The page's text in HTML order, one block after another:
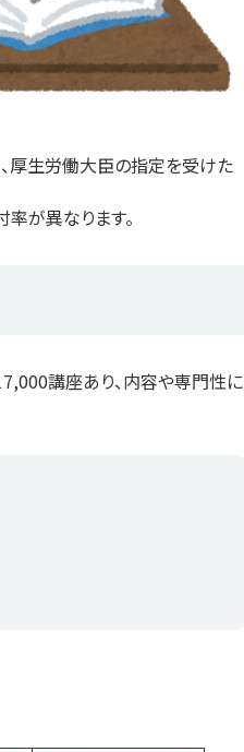
厚生労働大臣の指定を受けた
が異なります。
講座あり、内容や専門性に